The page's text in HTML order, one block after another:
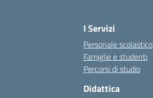
I Servizi
Personale scolastico
Famiglie e studenti
Percorsi di studio
Didattica